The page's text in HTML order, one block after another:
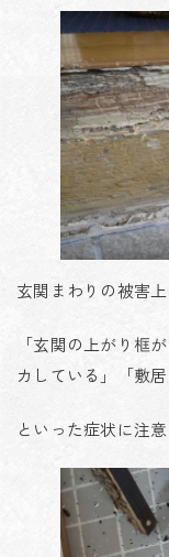
玄関まわりの被害上
「玄関の上がり框
カしている」「敷居
といった症状に注意